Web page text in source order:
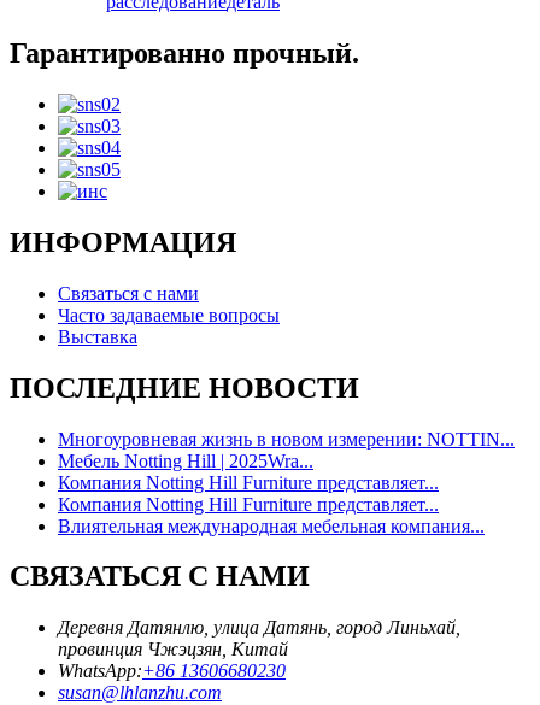
Гарантированно прочный.
ИНФОРМАЦИЯ
Связаться с нами
Часто задаваемые вопросы
Выставка
ПОСЛЕДНИЕ НОВОСТИ
Многоуровневая жизнь в новом измерении: NOTTIN...
Мебель Notting Hill | 2025Wra...
Компания Notting Hill Furniture представляет...
Компания Notting Hill Furniture представляет...
Влиятельная международная мебельная компания...
СВЯЗАТЬСЯ С НАМИ
Деревня Датянлю, улица Датянь, город Линьхай,
провинция Чжэцзян, Китай
WhatsApp:+86 13606680230
susan@lhlanzhu.com